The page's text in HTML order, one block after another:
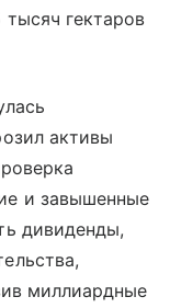
гектаров
активы
и завышенные
дивиденды,
миллиардные